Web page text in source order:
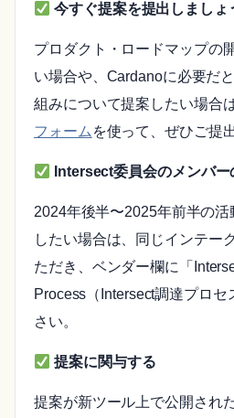
今すぐ提案を提出しましょ
プロダクト・ロードマップの
い場合や、Cardanoに必要だ
組みについて提案したい場合は
フォーム を使って、ぜひご提
Intersect委員会のメンバー
2024年後半〜2025年前半の
したい場合は、同じインテー
ただき、ベンダー欄に「
Process（Intersect調達プロ
さい。
提案に関与する
提案が新ツール上で公開され